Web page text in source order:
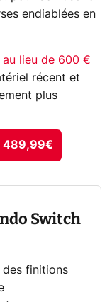
endiablées en
lieu de 600 €
récent et
plus
489,99€
Switch
des finitions